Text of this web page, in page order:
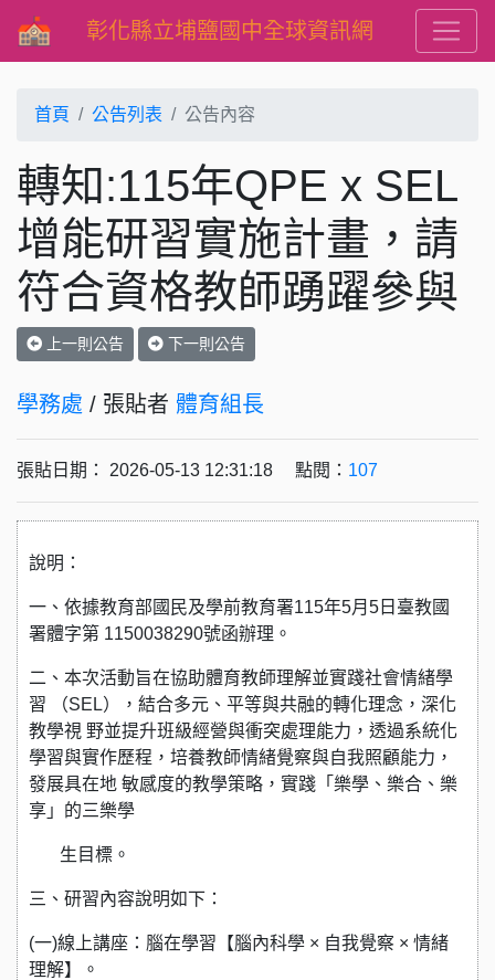
彰化縣立埔鹽國中全球資訊網
首頁 公告列表 公告內容
轉知:115年QPE x SEL
增能研習實施計畫，請
符合資格教師踴躍參與
上一則公告 下一則公告
學務處 / 張貼者 體育組長
張貼日期： 2026-05-13 12:31:18 點閱： 107
說明：
一、依據教育部國民及學前教育署115年5月5日臺教國
署體字第 1150038290號函辦理。
二、本次活動旨在協助體育教師理解並實踐社會情緒學
習 （SEL），結合多元、平等與共融的轉化理念，深化
教學視 野並提升班級經營與衝突處理能力，透過系統化
學習與實作歷程，培養教師情緒覺察與自我照顧能力，
發展具在地 敏感度的教學策略，實踐「樂學、樂合、樂
享」的三樂學
生目標。
三、研習內容說明如下：
(一)線上講座：腦在學習【腦內科學 × 自我覺察 × 情緒
理解】。